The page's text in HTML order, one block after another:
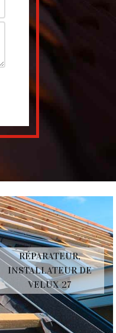
RÉPARATEUR,
INSTALLATEUR DE
VELUX 27